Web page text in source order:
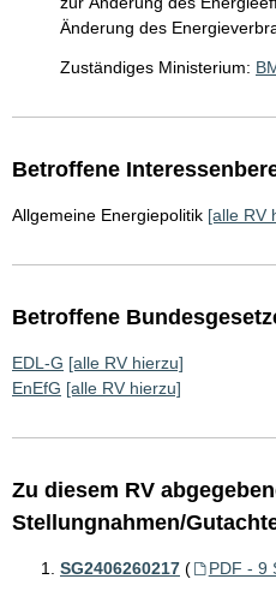
Änderung des
Zuständiges Ministerium:
Betroffene
Allgemeine Energiepolitik [alle RV
Betroffene
EDL-G [alle RV hierzu]
EnEfG [alle RV hierzu]
Zu diesem RV
Stellungnahmen/
SG2406260217 ( PDF - 9